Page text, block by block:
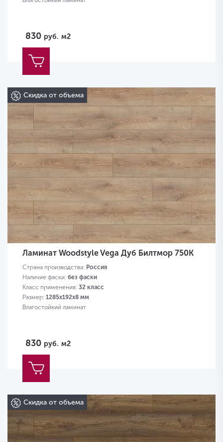
830 руб. м2
Скидка от объема
Ламинат Woodstyle Vega Дуб Билтмор 750K
Страна производства: Россия
Наличие фаски: без фаски
Класс применения: 32 класс
Размер: 1285х192х8 мм
Влагостойкий ламинат
830 руб. м2
Скидка от объема